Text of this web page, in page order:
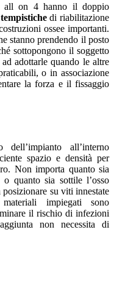
all on 4 hanno il doppio
di riabilitazione
ossee importanti.
stanno prendendo il posto
sottopongono il soggetto
adottarle quando le altre
o in associazione
la forza e il fissaggio
dell’impianto all’interno
spazio e densità per
Non importa quanto sia
quanto sia sottile l’osso
su viti innestate
impiegati sono
il rischio di infezioni
non necessita di